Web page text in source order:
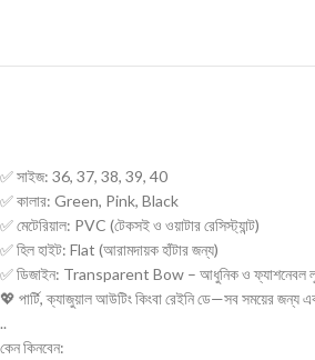
✅ সাইজ: 36, 37, 38, 39, 40
✅ কালার: Green, Pink, Black
✅ মেটেরিয়াল: PVC (টেকসই ও ওয়াটার রেসিস্ট্যান্ট)
✅ হিল হাইট: Flat (আরামদায়ক হাঁটার জন্য)
✅ ডিজাইন: Transparent Bow – আধুনিক ও ফ্যাশনেবল
💖 পার্টি, ক্যাজুয়াল আউটিং কিংবা রেইনি ডে—সব সময়ের জন্য
..
কেন কিনবেন: